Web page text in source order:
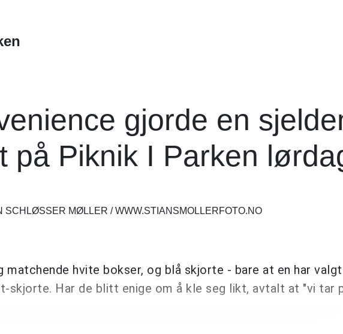
gjorde en
på Piknik I Parken
SCHLØSSER MØLLER / WWW.STIANSMOLLERFOTO.NO
matchende hvite bokser, og blå skjorte - bare at en har
skjorte. Har de blitt enige om å kle seg likt, avtalt at "vi tar